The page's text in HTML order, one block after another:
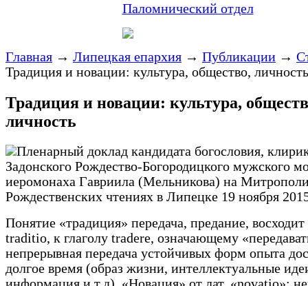
Паломнический отдел
Главная → Липецкая епархия → Публикации →
Традиция и новации: культура, общество, личность
Традиция и новации: культура,
личность
Пленарный доклад кандидата богословия,
Задонского Рождество-Богородицкого мужского
иеромонаха Гавриила (Мельникова) на
Рождественских чтениях в Липецке 19 ноября
Понятие «традиция» передача, предание, восходит
traditio, к глаголу tradere, означающему
непрерывная передача устойчивых форм опыта
долгое время (образ жизни, интеллектуальные